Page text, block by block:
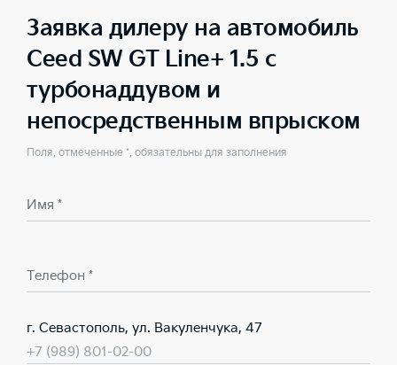
Заявка дилеру на автомобиль
Ceed SW GT Line+ 1.5 с
турбонаддувом и
непосредственным впрыском
Поля, отмеченные *, обязательны для заполнения
Имя *
Телефон *
г. Севастополь, ул. Вакуленчука, 47
+7 (989) 801-02-00